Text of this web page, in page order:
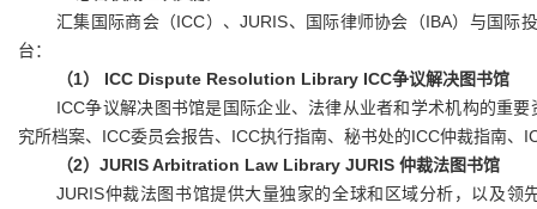
汇集国际商会（ICC）、JURIS、国际律师协会（IBA）与国际
台：
（1） ICC Dispute Resolution Library ICC争议解决图书馆
ICC争议解决图书馆是国际企业、法律从业者和学术机构的重
究所档案、ICC委员会报告、ICC执行指南、秘书处的ICC仲裁指南、
（2）JURIS Arbitration Law Library JURIS 仲裁法图书馆
JURIS仲裁法图书馆提供大量独家的全球和区域分析，以及